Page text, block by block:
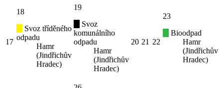
17
18
Svoz tříděného
odpadu
Hamr
(Jindřichův
Hradec)
19
Svoz
komunálního
odpadu
Hamr
(Jindřichův
Hradec)
20 21 22
23
Bioodpad
Hamr
(Jindřichův
Hradec)